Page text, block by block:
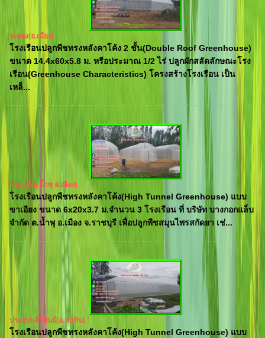
ระยอง(อ.เมือง)
โรงเรือนปลูกพืชทรงหลังคาโค้ง 2 ชั้น(Double Roof Greenhouse)
ขนาด 14.4x60x5.8 ม. หรือประมาณ 1/2 ไร่ ปลูกผักสลัดลักษณะโรง
เรือน(Greenhouse Characteristics) โครงสร้างโรงเรือน เป็น
เหล็...
ราชบุรี(ต.น้ำพุ อ.เมือง)
โรงเรือนปลูกพืชทรงหลังคาโค้ง(High Tunnel Greenhouse) แบบ
ขาเอียง ขนาด 6x20x3.7 ม.จำนวน 3 โรงเรือน ที่ บริษัท บางกอกแล็บ
จำกัด ต.น้ำพุ อ.เมือง จ.ราชบุรี เพื่อปลูกพืชสมุนไพรสกัดยา เช่...
ประจวบคีรีขันธ์(อ.หัวหิน)
โรงเรือนปลูกพืชทรงหลังคาโค้ง(High Tunnel Greenhouse) แบบ